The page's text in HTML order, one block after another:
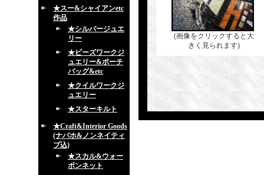
★スー&シャイアンetc
作品
★シルバージュエ
リー
★ビーズワークジ
ュエリー&ポーチ
バッグ&etc
★クイルワークジ
ュエリー
★スターキルト
★Craft&Interior Goods
(ナバホ&ノンネイティ
ブ込)
★スカル&ウォー
ボンネット
(画像をクリックすると大
きく見られます)